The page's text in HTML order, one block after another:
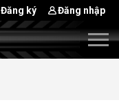
Đăng ký Đăng nhập